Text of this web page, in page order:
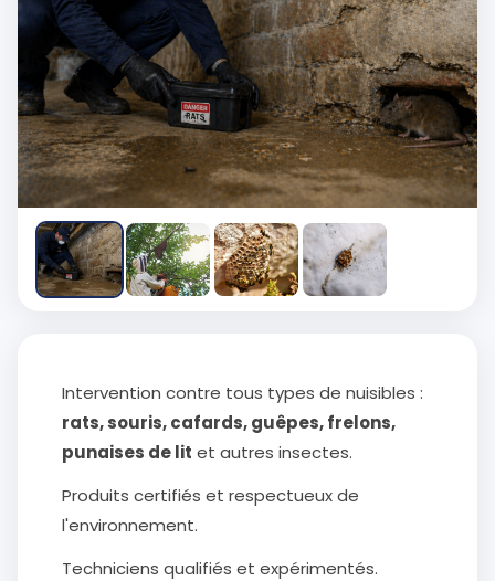
Intervention contre tous types de nuisibles :
rats, souris, cafards, guêpes, frelons,
punaises de lit et autres insectes.
Produits certifiés et respectueux de
l'environnement.
Techniciens qualifiés et expérimentés.